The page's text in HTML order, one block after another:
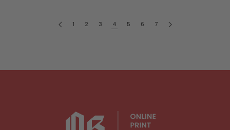
1 2 3 4 5 6 7